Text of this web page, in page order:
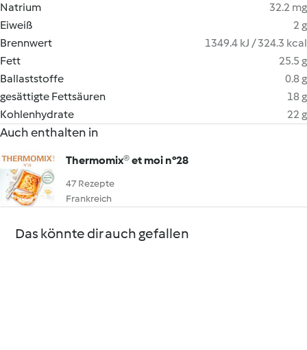
Natrium
32.2 mg
Eiweiß
2 g
Brennwert
1349.4 kJ / 324.3 kcal
Fett
25.5 g
Ballaststoffe
0.8 g
gesättigte Fettsäuren
18 g
Kohlenhydrate
22 g
Auch enthalten in
Thermomix® et moi n°28
47 Rezepte
Frankreich
Das könnte dir auch gefallen